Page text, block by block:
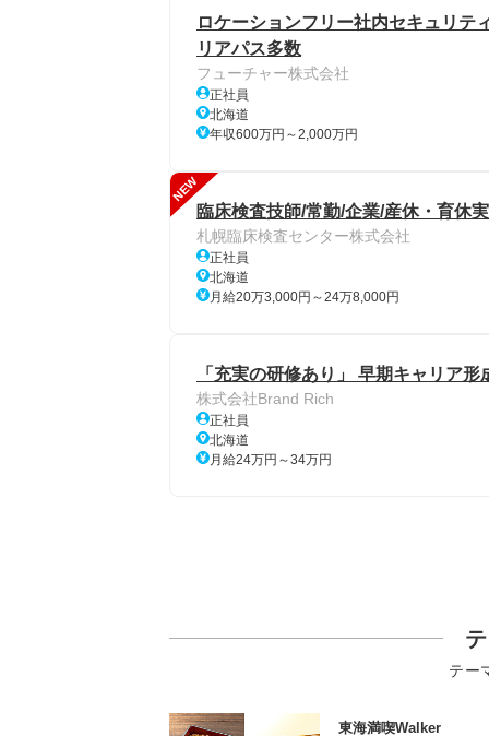
ロケーションフリー社内セキュリテ
リアパス多数
フューチャー株式会社
正社員
北海道
年収600万円～2,000万円
NEW
臨床検査技師/常勤/企業/産休・育休
札幌臨床検査センター株式会社
正社員
北海道
月給20万3,000円～24万8,000円
「充実の研修あり」 早期キャリア
株式会社Brand Rich
正社員
北海道
月給24万円～34万円
テー
東海満喫Walker